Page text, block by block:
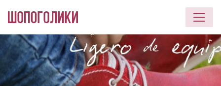
Перейти к основному содержанию